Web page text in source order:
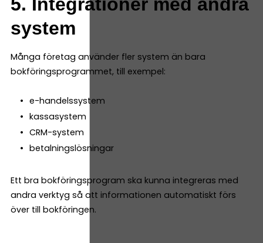
system
Många företag använder fler system än bara
bokföringsprogrammet, till exempel:
e-handelssystem
kassasystem
CRM-system
betalningslösningar
Ett bra bokföringsprogram ska kunna integreras med
andra verktyg så att informationen automatiskt förs
över till bokföringen.